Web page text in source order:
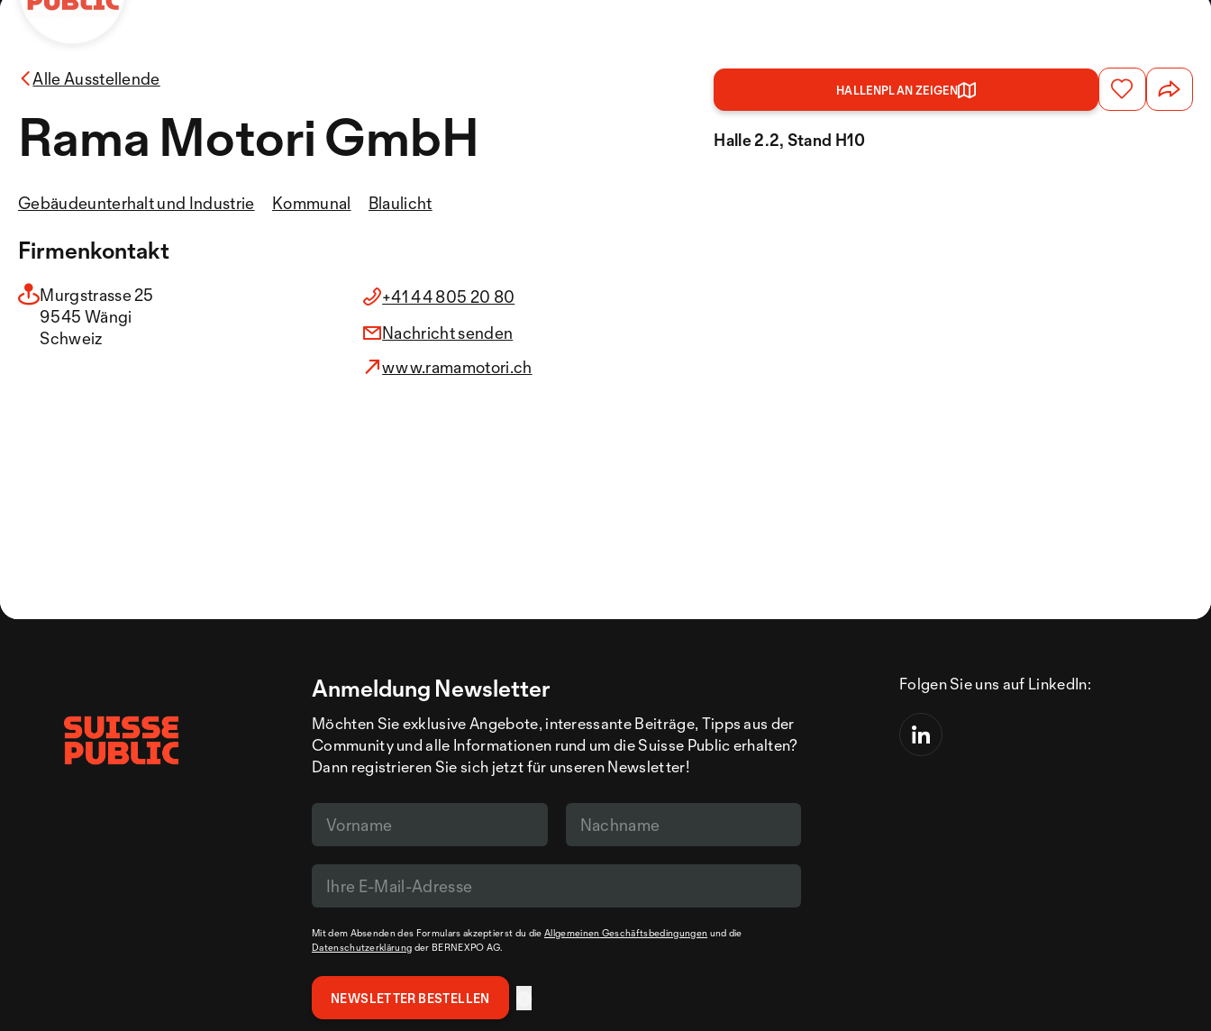
Alle Ausstellende
Rama Motori GmbH
Gebäudeunterhalt und Industrie Kommunal Blaulicht
HALLENPLAN ZEIGEN
Halle 2.2, Stand H10
Firmenkontakt
Murgstrasse 25
9545 Wängi
Schweiz
+41 44 805 20 80
Nachricht senden
www.ramamotori.ch
Anmeldung Newsletter
Möchten Sie exklusive Angebote, interessante Beiträge, Tipps aus der
Community und alle Informationen rund um die Suisse Public erhalten?
Dann registrieren Sie sich jetzt für unseren Newsletter!
Mit dem Absenden des Formulars akzeptierst du die Allgemeinen Geschäftsbedingungen und die
Datenschutzerklärung der BERNEXPO AG.
Folgen Sie uns auf LinkedIn: